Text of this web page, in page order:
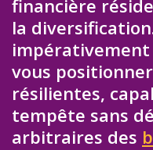
financière
la
vous
résilientes,
tempête sans
arbitraires des